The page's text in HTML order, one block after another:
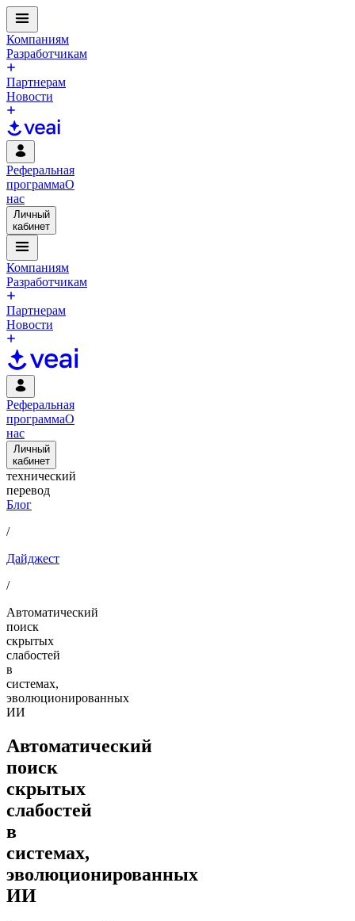
Компаниям
Разработчикам
Партнерам
Новости
Реферальная
программаО
нас
Личный
кабинет
Компаниям
Разработчикам
Партнерам
Новости
Реферальная
программаО
нас
Личный
кабинет
технический
перевод
Блог
/
Дайджест
/
Автоматический
поиск
скрытых
слабостей
в
системах,
эволюционированных
ИИ
Автоматический
поиск
скрытых
слабостей
в
системах,
эволюционированных
ИИ